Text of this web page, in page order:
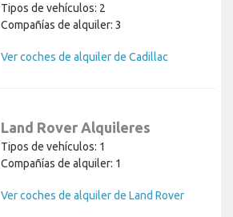
Tipos de vehículos: 2
Compañías de alquiler: 3
Ver coches de alquiler de Cadillac
Land Rover Alquileres
Tipos de vehículos: 1
Compañías de alquiler: 1
Ver coches de alquiler de Land Rover